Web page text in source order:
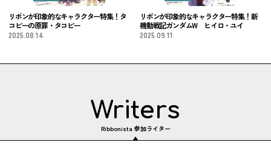
リボンが印象的なキャラクター特集！タ
コピーの原罪・タコピー
2025.08.14
リボンが印象的なキャラクター特集！新
機動戦記ガンダムW ヒイロ・ユイ
2025.09.11
Writers
Ribbonista 参加ライター